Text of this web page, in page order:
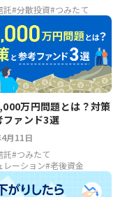
託#分散投資#つみたて
万円問題とは？対策
ファンド3選
月11日
託#つみたて
レーション#老後資金